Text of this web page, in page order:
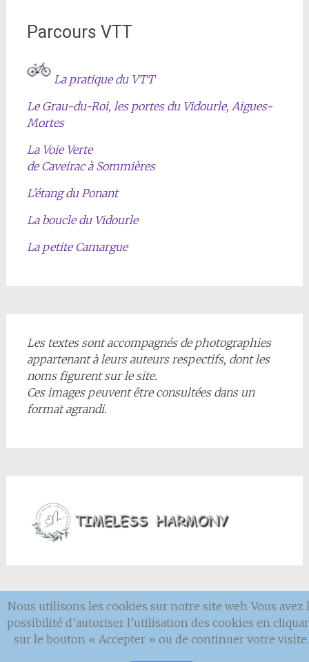
Parcours VTT
La pratique du VTT
Le Grau-du-Roi, les portes du Vidourle, Aigues-
Mortes
La Voie Verte
de Caveirac à Sommières
L’étang du Ponant
La boucle du Vidourle
La petite Camargue
Les textes sont accompagnés de photographies
appartenant à leurs auteurs respectifs, dont les
noms figurent sur le site.
Ces images peuvent être consultées dans un
format agrandi.
Mentionslégales
Nous utilisons les cookies sur notre site web. Vous avez
possibilité d’autoriser l’utilisation des cookies en
sur le bouton « Accepter » ou de continuer votre visite.